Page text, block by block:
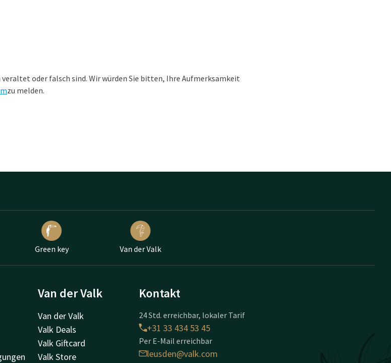
oder falsch sind. Wir würden Sie bitten, Ihre Aufmerksamkeit
zu melden.
Green key Van der Valk
Van der Valk
Van der Valk
Valk Deals
Valk Giftcard
Valk Store
Kontakt
24 Std. erreichbar, lokaler Tarif
+31 33 434 53 45
Per E-Mail erreichbar
leusden@valk.com